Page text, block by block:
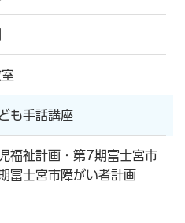
も手話講座
福祉計画・第7期富士宮市
富士宮市障がい者計画